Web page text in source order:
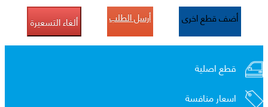
أضف قطع اخرى أرسل الطلب ألغاء التسعيرة
قطع اصلية
اسعار منافسة